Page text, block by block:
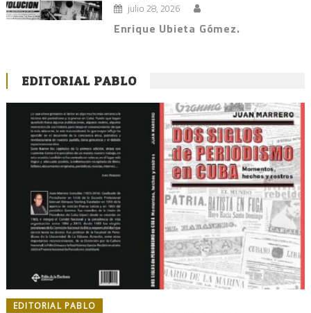
julio 28, 2026
Enrique Ubieta Gómez.
EDITORIAL PABLO
EDITORIAL PABLO